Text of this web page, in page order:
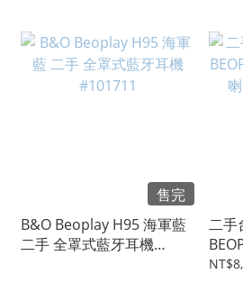
售完
B&O Beoplay H95 海軍藍
二手 全罩式藍牙耳機
二手
喇叭